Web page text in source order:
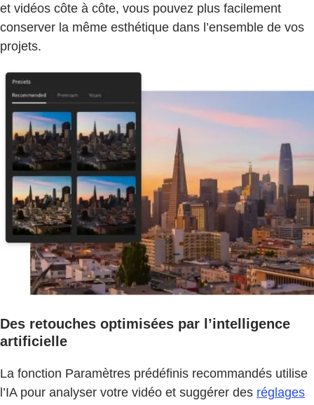
et vidéos côte à côte, vous pouvez plus facilement
conserver la même esthétique dans l’ensemble de vos
projets.
Des retouches optimisées par l’intelligence
artificielle
La fonction Paramètres prédéfinis recommandés utilise
l’IA pour analyser votre vidéo et suggérer des réglages